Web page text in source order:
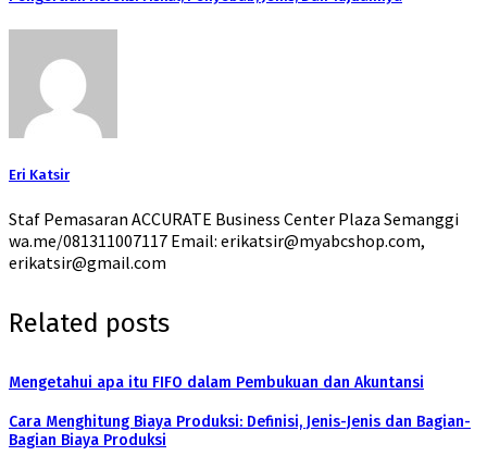
Eri Katsir
Staf Pemasaran ACCURATE Business Center Plaza Semanggi
wa.me/081311007117 Email: erikatsir@myabcshop.com,
erikatsir@gmail.com
Related posts
Mengetahui apa itu FIFO dalam Pembukuan dan Akuntansi
Cara Menghitung Biaya Produksi: Definisi, Jenis-Jenis dan Bagian-
Bagian Biaya Produksi